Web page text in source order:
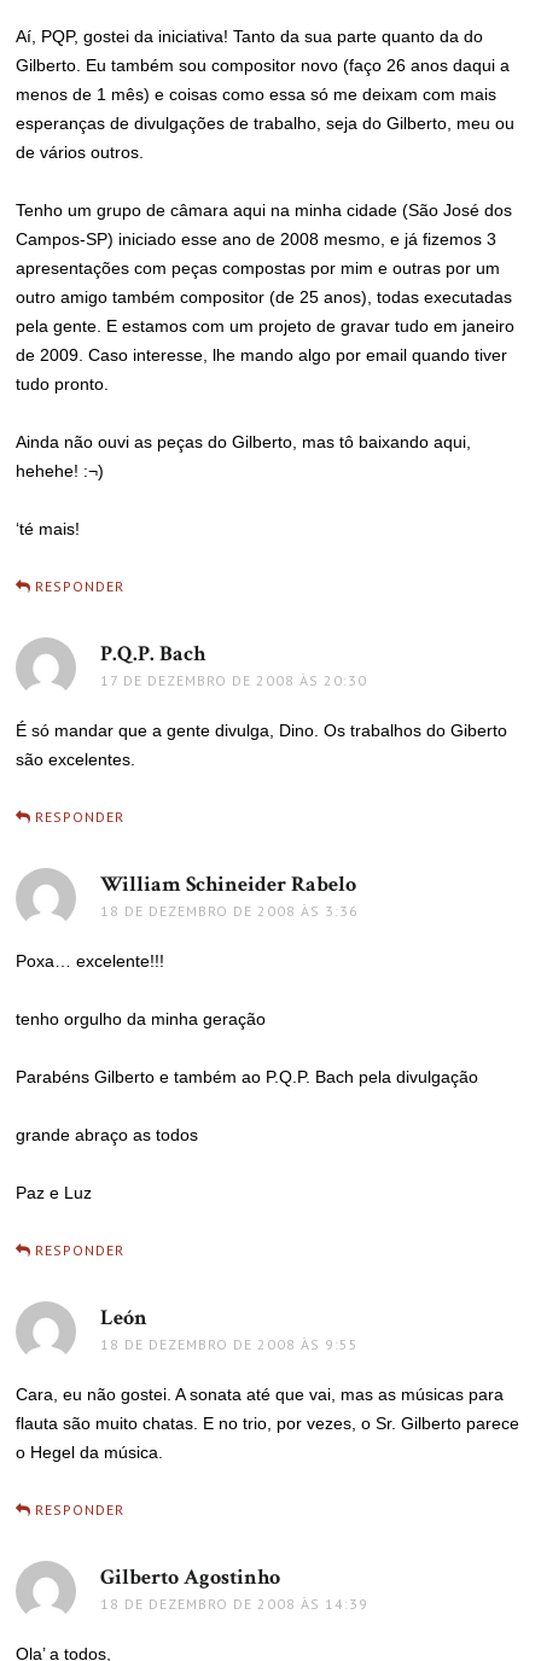
Aí, PQP, gostei da iniciativa! Tanto da sua parte quanto da do
Gilberto. Eu também sou compositor novo (faço 26 anos daqui a
menos de 1 mês) e coisas como essa só me deixam com mais
esperanças de divulgações de trabalho, seja do Gilberto, meu ou
de vários outros.
Tenho um grupo de câmara aqui na minha cidade (São José dos
Campos-SP) iniciado esse ano de 2008 mesmo, e já fizemos 3
apresentações com peças compostas por mim e outras por um
outro amigo também compositor (de 25 anos), todas executadas
pela gente. E estamos com um projeto de gravar tudo em janeiro
de 2009. Caso interesse, lhe mando algo por email quando tiver
tudo pronto.
Ainda não ouvi as peças do Gilberto, mas tô baixando aqui,
hehehe! :¬)
‘té mais!
RESPONDER
P.Q.P. Bachdisse:
17 DE DEZEMBRO DE 2008 ÀS 20:30
É só mandar que a gente divulga, Dino. Os trabalhos do Giberto
são excelentes.
RESPONDER
William Schineider Rabelo
18 DE DEZEMBRO DE 2008 ÀS 3:36
Poxa… excelente!!!
tenho orgulho da minha geração
Parabéns Gilberto e também ao P.Q.P. Bach pela divulgação
grande abraço as todos
Paz e Luz
RESPONDER
León
18 DE DEZEMBRO DE 2008 ÀS 9:55
Cara, eu não gostei. A sonata até que vai, mas as músicas para
flauta são muito chatas. E no trio, por vezes, o Sr. Gilberto parece
o Hegel da música.
RESPONDER
Gilberto Agostinho
18 DE DEZEMBRO DE 2008 ÀS 14:39
Ola’ a todos,